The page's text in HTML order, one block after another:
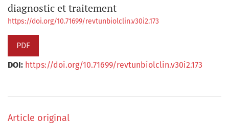
diagnostic et traitement
https://doi.org/10.71699/revtunbiolclin.v30i2.173
PDF
DOI: https://doi.org/10.71699/revtunbiolclin.v30i2.173
Article original